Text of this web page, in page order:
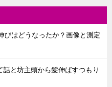
びはどうなったか？画像と測定
と坊主頭から髪伸ばすつもり